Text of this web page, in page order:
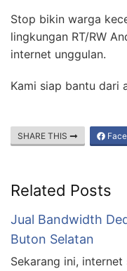
Stop bikin warga
lingkungan RT/RW
internet unggulan.
Kami siap bantu dari
SHARE THIS
Related Posts
Jual Bandwidth
Buton Selatan
Sekarang ini,